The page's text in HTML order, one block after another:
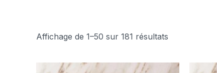
Affichage de 1–50 sur 181 résultats